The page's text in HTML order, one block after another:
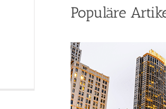
Populäre